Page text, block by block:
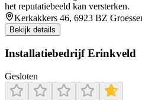
het reputatiebeeld kan versterken.
Kerkakkers 46, 6923 BZ
Bekijk details
Installatiebedrijf Erinkveld
Gesloten